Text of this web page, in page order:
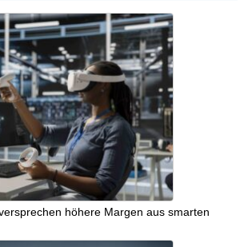
höhere Margen aus smarten